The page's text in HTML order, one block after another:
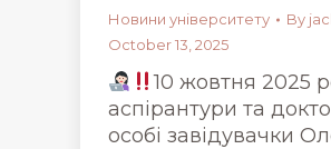
Новини університету By
October 13, 2025
10 жовтня 2025
аспірантури та
особі завідувачки